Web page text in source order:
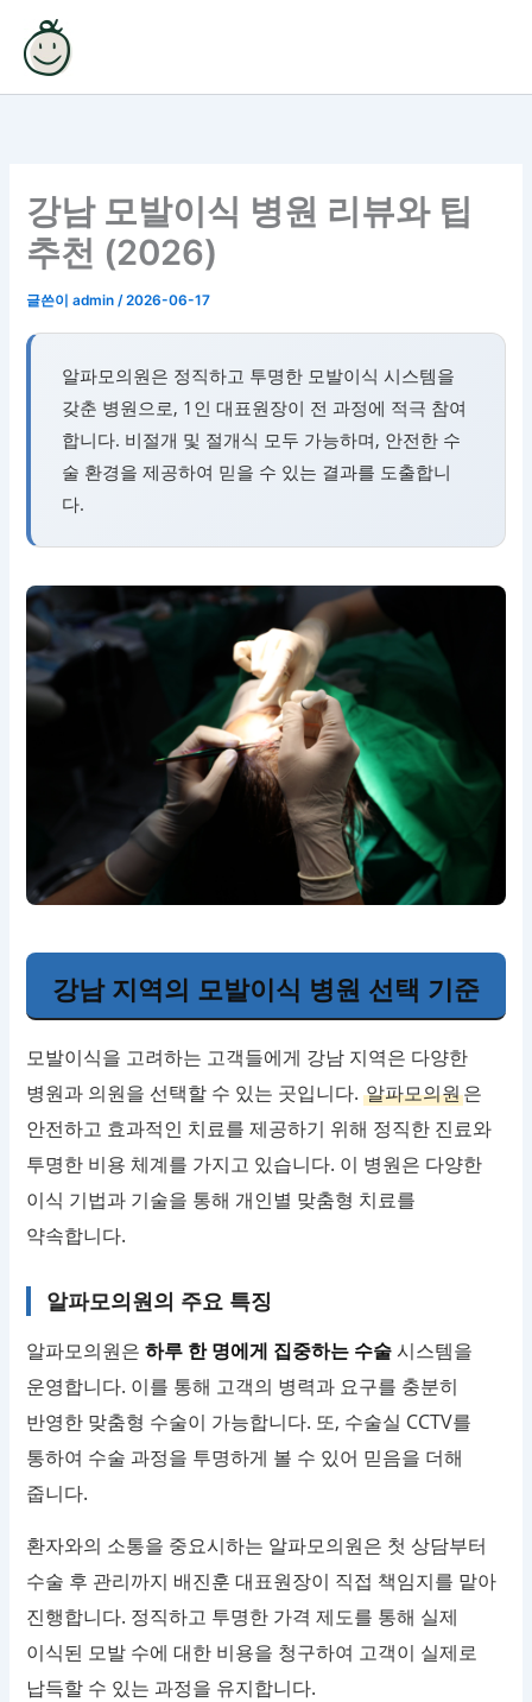
로
강남 모발이식 병원 리뷰와 팁
추천 (2026)
글쓴이admin/2026-06-17
알파모의원은 정직하고 투명한 모발이식 시스템을
갖춘 병원으로, 1인 대표원장이 전 과정에 적극 참여
합니다. 비절개 및 절개식 모두 가능하며, 안전한 수
술 환경을 제공하여 믿을 수 있는 결과를 도출합니
다.
강남 지역의 모발이식 병원 선택 기준
모발이식을 고려하는 고객들에게 강남 지역은 다양한
병원과 의원을 선택할 수 있는 곳입니다.알파모의원은
안전하고 효과적인 치료를 제공하기 위해 정직한 진료와
투명한 비용 체계를 가지고 있습니다. 이 병원은 다양한
이식 기법과 기술을 통해 개인별 맞춤형 치료를
약속합니다.
알파모의원의 주요 특징
알파모의원은하루 한 명에게 집중하는 수술시스템을
운영합니다. 이를 통해 고객의 병력과 요구를 충분히
반영한 맞춤형 수술이 가능합니다. 또, 수술실 CCTV를
통하여 수술 과정을 투명하게 볼 수 있어 믿음을 더해
줍니다.
환자와의 소통을 중요시하는 알파모의원은 첫 상담부터
수술 후 관리까지 배진훈 대표원장이 직접 책임지를 맡아
진행합니다. 정직하고 투명한 가격 제도를 통해 실제
이식된 모발 수에 대한 비용을 청구하여 고객이 실제로
납득할 수 있는 과정을 유지합니다.